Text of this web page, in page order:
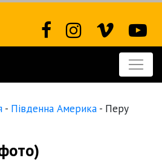
- Південна Америка- Перу